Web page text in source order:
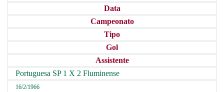
Data
Campeonato
Tipo
Gol
Assistente
Portuguesa SP 1 X 2 Fluminense
16/2/1966